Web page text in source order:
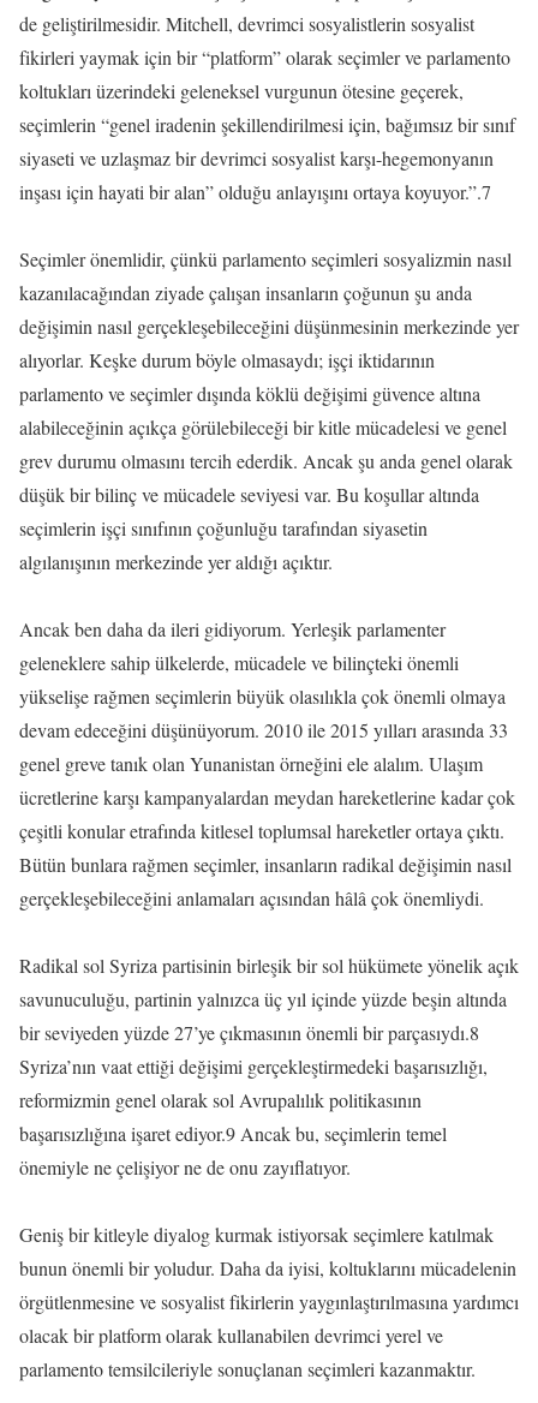
de geliştirilmesidir. Mitchell, devrimci sosyalistlerin sosyalist
fikirleri yaymak için bir “platform” olarak seçimler ve parlamento
koltukları üzerindeki geleneksel vurgunun ötesine geçerek,
seçimlerin “genel iradenin şekillendirilmesi için, bağımsız bir sınıf
siyaseti ve uzlaşmaz bir devrimci sosyalist karşı-hegemonyanın
inşası için hayati bir alan” olduğu anlayışını ortaya koyuyor.”.7
Seçimler önemlidir, çünkü parlamento seçimleri sosyalizmin nasıl
kazanılacağından ziyade çalışan insanların çoğunun şu anda
değişimin nasıl gerçekleşebileceğini düşünmesinin merkezinde yer
alıyorlar. Keşke durum böyle olmasaydı; işçi iktidarının
parlamento ve seçimler dışında köklü değişimi güvence altına
alabileceğinin açıkça görülebileceği bir kitle mücadelesi ve genel
grev durumu olmasını tercih ederdik. Ancak şu anda genel olarak
düşük bir bilinç ve mücadele seviyesi var. Bu koşullar altında
seçimlerin işçi sınıfının çoğunluğu tarafından siyasetin
algılanışının merkezinde yer aldığı açıktır.
Ancak ben daha da ileri gidiyorum. Yerleşik parlamenter
geleneklere sahip ülkelerde, mücadele ve bilinçteki önemli
yükselişe rağmen seçimlerin büyük olasılıkla çok önemli olmaya
devam edeceğini düşünüyorum. 2010 ile 2015 yılları arasında 33
genel greve tanık olan Yunanistan örneğini ele alalım. Ulaşım
ücretlerine karşı kampanyalardan meydan hareketlerine kadar çok
çeşitli konular etrafında kitlesel toplumsal hareketler ortaya çıktı.
Bütün bunlara rağmen seçimler, insanların radikal değişimin nasıl
gerçekleşebileceğini anlamaları açısından hâlâ çok önemliydi.
Radikal sol Syriza partisinin birleşik bir sol hükümete yönelik açık
savunuculuğu, partinin yalnızca üç yıl içinde yüzde beşin altında
bir seviyeden yüzde 27’ye çıkmasının önemli bir parçasıydı.8
Syriza’nın vaat ettiği değişimi gerçekleştirmedeki başarısızlığı,
reformizmin genel olarak sol Avrupalılık politikasının
başarısızlığına işaret ediyor.9 Ancak bu, seçimlerin temel
önemiyle ne çelişiyor ne de onu zayıflatıyor.
Geniş bir kitleyle diyalog kurmak istiyorsak seçimlere katılmak
bunun önemli bir yoludur. Daha da iyisi, koltuklarını mücadelenin
örgütlenmesine ve sosyalist fikirlerin yaygınlaştırılmasına yardımcı
olacak bir platform olarak kullanabilen devrimci yerel ve
parlamento temsilcileriyle sonuçlanan seçimleri kazanmaktır.